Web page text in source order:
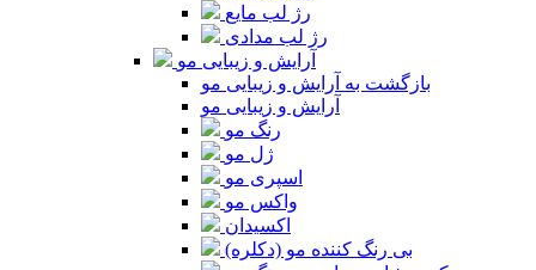
رژ لب مایع
رژ لب مدادی
آرایش و زیبایی مو
بازگشت به آرایش و زیبایی مو
آرایش و زیبایی مو
رنگ مو
ژل مو
اسپری مو
واکس مو
اکسیدان
بی رنگ کننده مو (دکلره)